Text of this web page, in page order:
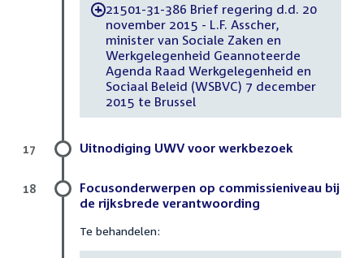
-21501-31-386 Brief regering d.d. 20
november 2015 - L.F. Asscher,
minister van Sociale Zaken en
Werkgelegenheid Geannoteerde
Agenda Raad Werkgelegenheid en
Sociaal Beleid (WSBVC) 7 december
2015 te Brussel
Uitnodiging UWV voor werkbezoek
17
Focusonderwerpen op commissieniveau bij
de rijksbrede verantwoording
Te behandelen:
18